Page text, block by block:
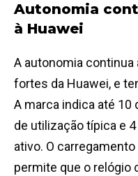
Autonomia
à Huawei
A autonomia continua
fortes da Huawei, e
A marca indica até 10
de utilização típica e
ativo. O
permite que o relógio